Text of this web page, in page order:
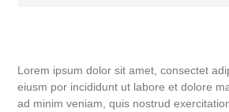
Lorem ipsum dolor sit amet, consectet
eiusm por incididunt ut labore et dolore
ad minim veniam, quis nostrud